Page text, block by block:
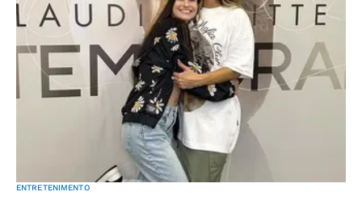
ENTRETENIMENTO